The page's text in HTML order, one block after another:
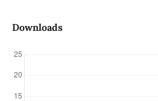
Downloads